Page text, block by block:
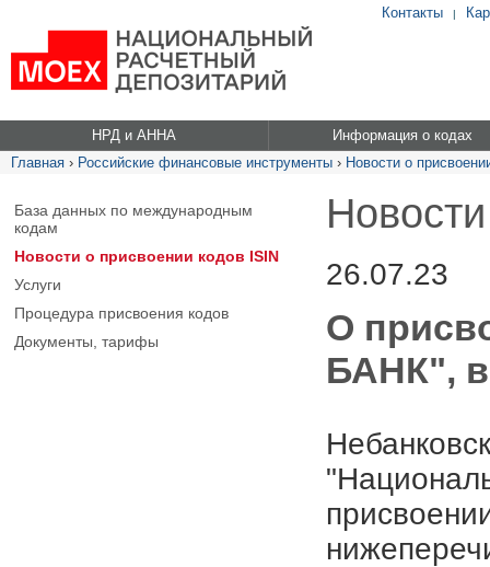
Контакты |
НРД и АННА
Информация о кодах
Главная › Российские финансовые инструменты › Новости о
База данных по международным
кодам
Новости о присвоении кодов ISIN
Услуги
Процедура присвоения кодов
Документы, тарифы
26.07.23
О
БАНК",